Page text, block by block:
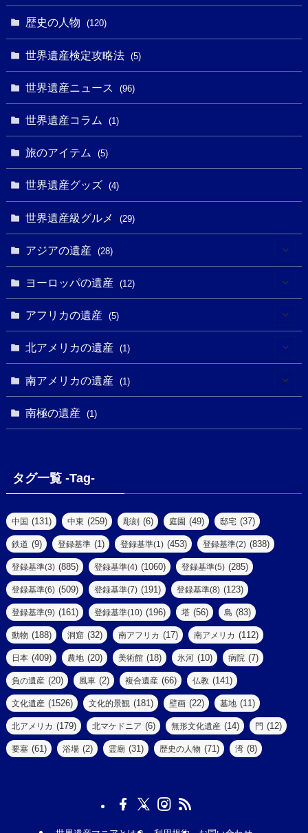
(5)
(18)
(3)
(7)
(5)
(39)
(290)
(7)
(6)
(3)
(3)
(6)
(8)
(4)
(2)
(5)
(16)
(62)
(14)
(61)
(9)
(2)
(17)
(8)
(73)
(11)
(18)
(6)
(13)
(2)
(1)
(5)
(2)
(2)
(8)
(4)
(8)
(2)
(2)
(10)
(1)
(1)
(3)
(1)
(6)
(1)
(27)
(10)
(7)
(2)
(47)
(9)
(3)
(5)
(19)
(8)
歴史の人物 (120)
世界遺産検定攻略法 (5)
世界遺産ニュース (96)
世界遺産コラム (1)
旅のアイテム (5)
世界遺産グッズ (4)
世界遺産級グルメ (29)
アジアの遺産 (28)
(1)
(1)
(18)
(2)
(1)
ヨーロッパの遺産 (12)
(2)
(1)
(1)
(2)
(2)
アフリカの遺産 (5)
(3)
北アメリカの遺産 (1)
(1)
(1)
南アメリカの遺産 (1)
南極の遺産 (1)
タグ一覧 -Tag-
中国 (131) 中東 (259) 彫刻 (6) 庭園 (49) 邸宅 (37)
鉄道 (9) 登録基準 (1) 登録基準(1) (453) 登録基準(2) (838)
登録基準(3) (885) 登録基準(4) (1060) 登録基準(5) (285)
登録基準(6) (509) 登録基準(7) (191) 登録基準(8) (123)
登録基準(9) (161) 登録基準(10) (196) 塔 (56) 島 (83)
動物 (188) 洞窟 (32) 南アフリカ (17) 南アメリカ (112)
日本 (409) 農地 (20) 美術館 (18) 氷河 (10) 病院 (7)
負の遺産 (20) 風車 (2) 複合遺産 (66) 仏教 (141)
文化遺産 (1526) 文化的景観 (181) 壁画 (22) 墓地 (11)
北アメリカ (179) 北マケドニア (6) 無形文化遺産 (14) 門 (12)
要塞 (61) 浴場 (2) 霊廟 (31) 歴史の人物 (71) 湾 (8)